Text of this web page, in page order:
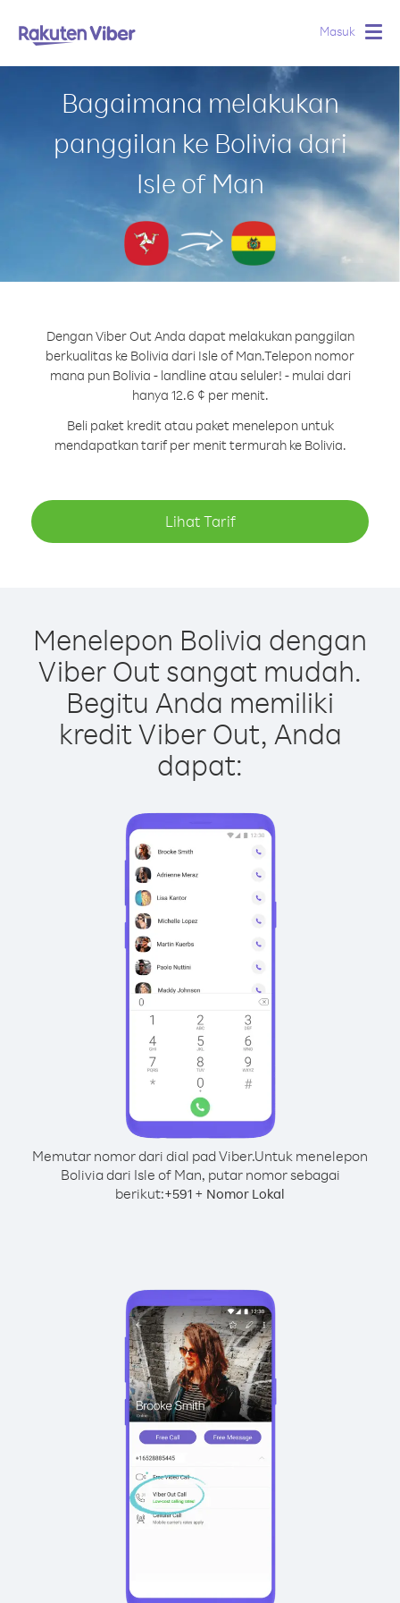
Masuk
Bagaimana melakukan
panggilan ke Bolivia dari
Isle of Man
Dengan Viber Out Anda dapat melakukan panggilan
berkualitas ke Bolivia dari Isle of Man.Telepon nomor
mana pun Bolivia - landline atau seluler! - mulai dari
hanya 12.6 ¢ per menit.
Beli paket kredit atau paket menelepon untuk
mendapatkan tarif per menit termurah ke Bolivia.
Lihat Tarif
Menelepon Bolivia dengan
Viber Out sangat mudah.
Begitu Anda memiliki
kredit Viber Out, Anda
dapat:
Memutar nomor dari dial pad Viber.Untuk menelepon
Bolivia dari Isle of Man, putar nomor sebagai
berikut:+591 + Nomor Lokal